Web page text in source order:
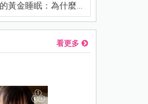
黃金睡眠：為什麼...
看更多